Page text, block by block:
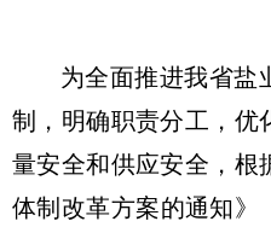
为全面推进我省盐
制，明确职责分工，优
量安全和供应安全，根
体制改革方案的通知》